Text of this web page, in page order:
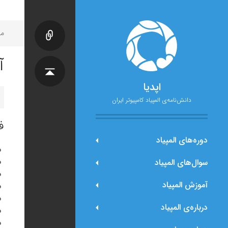
اپدیا
دانش‌نامه‌ی المپیاد کامپیوتر ایران
دوره‌های المپیاد
سوال‌های المپیاد
آموزش المپیاد
درباره‌ی المپیاد